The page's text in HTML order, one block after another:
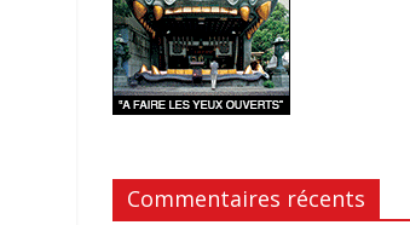
Commentaires récents